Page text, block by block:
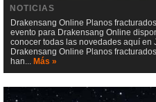
NOTICIAS
Drakensang Online Planos
evento para Drakensang Online
conocer todas las novedades aquí en
Drakensang Online Planos
han... Más »